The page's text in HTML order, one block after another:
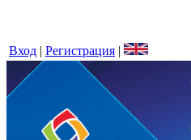
Вход | Регистрация |